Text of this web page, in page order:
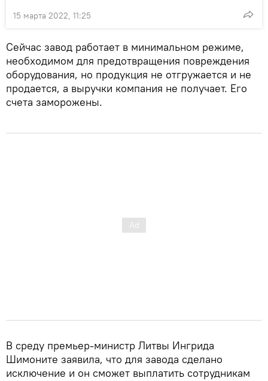
15 марта 2022, 11:25
Сейчас завод работает в минимальном режиме,
необходимом для предотвращения повреждения
оборудования, но продукция не отгружается и не
продается, а выручки компания не получает. Его
счета заморожены.
В среду премьер-министр Литвы Ингрида
Шимоните заявила, что для завода сделано
исключение и он сможет выплатить сотрудникам